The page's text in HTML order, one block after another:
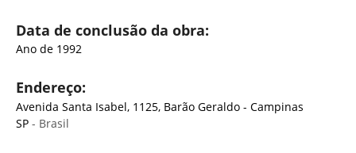
Data de conclusão da obra:
Ano de 1992
Endereço:
Avenida Santa Isabel, 1125, Barão Geraldo - Campinas
SP - Brasil